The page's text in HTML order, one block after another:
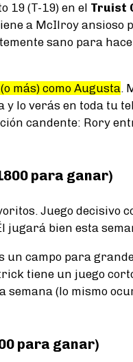
19 (T-19) en el Truist
a McIlroy ansioso
sano para
más) como Augusta.
lo verás en toda tu
candente: Rory
para ganar)
Juego decisivo
jugará bien esta
un campo para
tiene un juego
semana (lo mismo
para ganar)